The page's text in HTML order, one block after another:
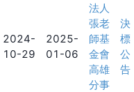
2024-
10-29
2025-
01-06
法人
張老
師基
金會
高雄
分事
決
標
公
告